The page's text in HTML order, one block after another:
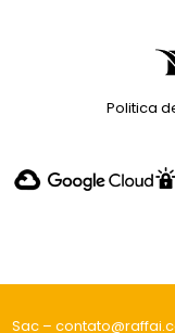
Politica
Sac –